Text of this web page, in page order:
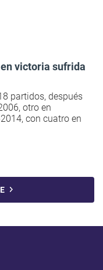
victoria sufrida
partidos, después
otro en
con cuatro en